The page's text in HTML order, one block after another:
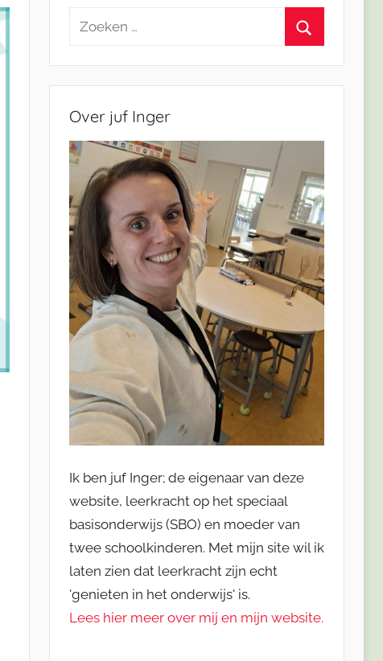
Zoeken
Over juf Inger
Ik ben juf Inger; de eigenaar van deze
website, leerkracht op het speciaal
basisonderwijs (SBO) en moeder van
twee schoolkinderen. Met mijn site wil ik
laten zien dat leerkracht zijn echt
'genieten in het onderwijs' is.
Lees hier meer over mij en mijn website.